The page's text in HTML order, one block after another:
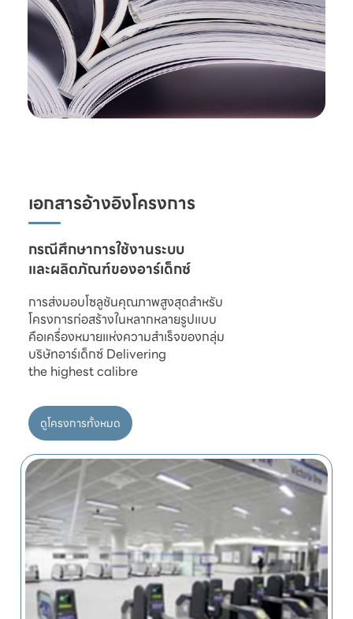
เอกสารอ้างอิงโครงการ
และผลิตภัณฑ์ของอาร์เด็กซ์
การส่งมอบโซลูชันคุณภาพสูงสุดสำหรับ
โครงการก่อสร้างในหลากหลายรูปแบบ
คือเครื่องหมายแห่งความสำเร็จของกลุ่ม
บริษัทอาร์เด็กซ์ Delivering
ดูโครงการทั้งหมด